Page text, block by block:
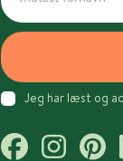
Jeg har læst og